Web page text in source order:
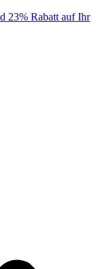
23% Rabatt auf Ihr